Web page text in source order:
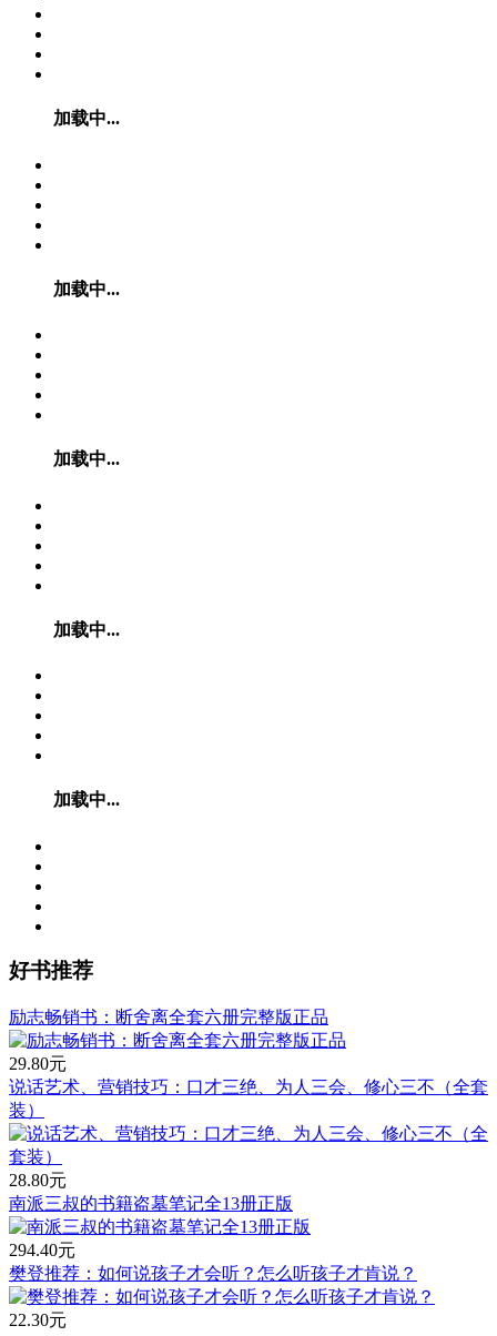
加载中...
加载中...
加载中...
加载中...
加载中...
好书推荐
励志畅销书：断舍离全套六册完整版正品
29.80元
说话艺术、营销技巧：口才三绝、为人三会、修心三不（全套
装）
28.80元
南派三叔的书籍盗墓笔记全13册正版
294.40元
樊登推荐：如何说孩子才会听？怎么听孩子才肯说？
22.30元